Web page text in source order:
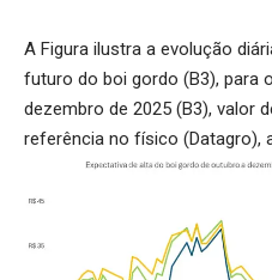
A Figura ilustra a evolução
futuro do boi gordo (B3), para
dezembro de 2025 (B3), valor
referência no físico (Datagro),